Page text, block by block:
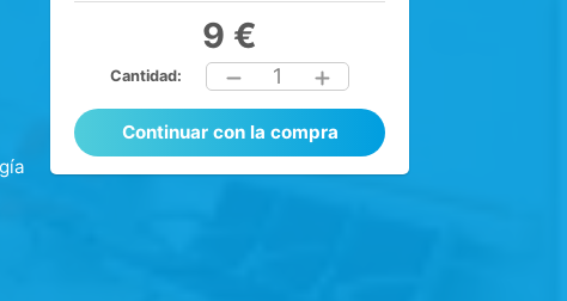
9 €
Cantidad: 1
Continuar con la compra